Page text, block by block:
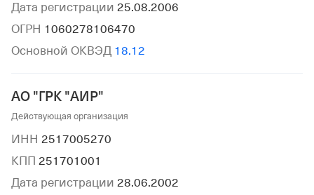
Дата регистрации 25.08.2006
ОГРН 1060278106470
Основной ОКВЭД 18.12
АО "ГРК "АИР"
Действующая организация
ИНН 2517005270
КПП 251701001
Дата регистрации 28.06.2002